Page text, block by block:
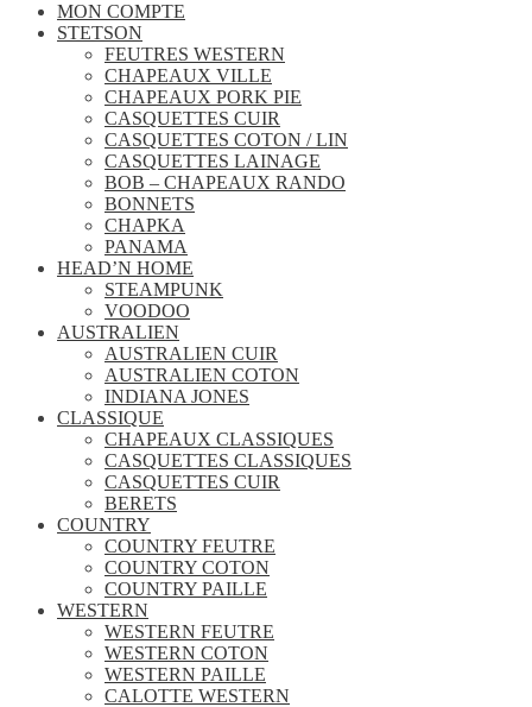
MON COMPTE
STETSON
FEUTRES WESTERN
CHAPEAUX VILLE
CHAPEAUX PORK PIE
CASQUETTES CUIR
CASQUETTES COTON / LIN
CASQUETTES LAINAGE
BOB – CHAPEAUX RANDO
BONNETS
CHAPKA
PANAMA
HEAD’N HOME
STEAMPUNK
VOODOO
AUSTRALIEN
AUSTRALIEN CUIR
AUSTRALIEN COTON
INDIANA JONES
CLASSIQUE
CHAPEAUX CLASSIQUES
CASQUETTES CLASSIQUES
CASQUETTES CUIR
BERETS
COUNTRY
COUNTRY FEUTRE
COUNTRY COTON
COUNTRY PAILLE
WESTERN
WESTERN FEUTRE
WESTERN COTON
WESTERN PAILLE
CALOTTE WESTERN